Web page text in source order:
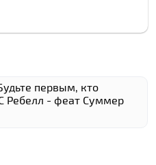
первым, кто
Ребелл - феат Суммер